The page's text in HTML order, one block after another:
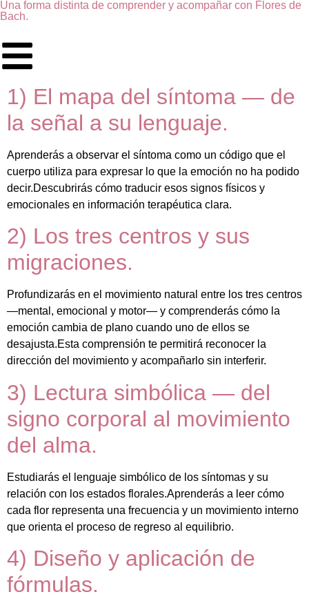
Una forma distinta de comprender y acompañar con Flores de
Bach.
1) El mapa del síntoma — de
la señal a su lenguaje.
Aprenderás a observar el síntoma como un código que el
cuerpo utiliza para expresar lo que la emoción no ha podido
decir.Descubrirás cómo traducir esos signos físicos y
emocionales en información terapéutica clara.
2) Los tres centros y sus
migraciones.
Profundizarás en el movimiento natural entre los tres centros
—mental, emocional y motor— y comprenderás cómo la
emoción cambia de plano cuando uno de ellos se
desajusta.Esta comprensión te permitirá reconocer la
dirección del movimiento y acompañarlo sin interferir.
3) Lectura simbólica — del
signo corporal al movimiento
del alma.
Estudiarás el lenguaje simbólico de los síntomas y su
relación con los estados florales.Aprenderás a leer cómo
cada flor representa una frecuencia y un movimiento interno
que orienta el proceso de regreso al equilibrio.
4) Diseño y aplicación de
fórmulas.